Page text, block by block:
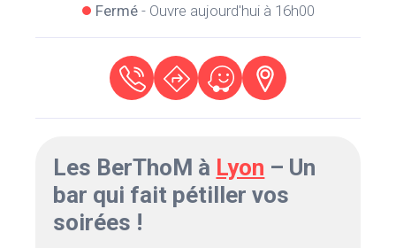
Fermé- Ouvre aujourd'hui à 16h00
Les BerThoM à Lyon – Un
bar qui fait pétiller vos
soirées !